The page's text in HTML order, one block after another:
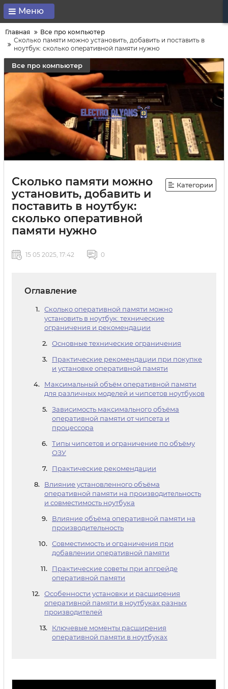
Меню
Главная
Все про компьютер
Сколько памяти можно установить, добавить и поставить в
ноутбук: сколько оперативной памяти нужно
Все про компьютер
Сколько памяти можно
установить, добавить и
поставить в ноутбук:
сколько оперативной
памяти нужно
Категории
15 05 2025, 17:42 0
Оглавление
Сколько оперативной памяти можно
установить в ноутбук: технические
ограничения и рекомендации
Основные технические ограничения
Практические рекомендации при покупке
и установке оперативной памяти
Максимальный объём оперативной памяти
для различных моделей и чипсетов ноутбуков
Зависимость максимального объёма
оперативной памяти от чипсета и
процессора
Типы чипсетов и ограничение по объёму
ОЗУ
Практические рекомендации
Влияние установленного объёма
оперативной памяти на производительность
и совместимость ноутбука
Влияние объёма оперативной памяти на
производительность
Совместимость и ограничения при
добавлении оперативной памяти
Практические советы при апгрейде
оперативной памяти
Особенности установки и расширения
оперативной памяти в ноутбуках разных
производителей
Ключевые моменты расширения
оперативной памяти в ноутбуках